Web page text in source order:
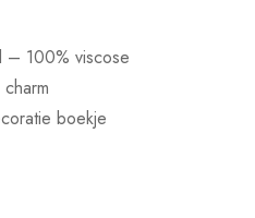
– 100% viscose
boekje